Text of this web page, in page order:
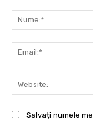
Salvați numele